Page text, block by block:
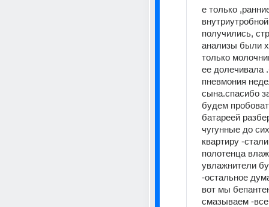
е только
получились,
анализы были
только
ее долечивала
пневмония
сына.спасибо
будем
батареей
чугунные до
квартиру -
полотенца
увлажнители
-остальное
вот мы
смазываем -все